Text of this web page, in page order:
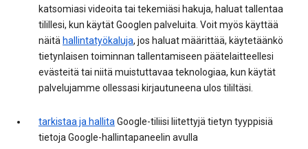
katsomiasi videoita tai tekemiäsi hakuja, haluat tallentaa
tilillesi, kun käytät Googlen palveluita. Voit myös käyttää
näitä hallintatyökaluja, jos haluat määrittää, käytetäänkö
tietynlaisen toiminnan tallentamiseen päätelaitteellesi
evästeitä tai niitä muistuttavaa teknologiaa, kun käytät
palvelujamme ollessasi kirjautuneena ulos tililtäsi.
tarkistaa ja hallitaGoogle-tiliisi liitettyjä tietyn tyyppisiä
tietoja Google-hallintapaneelin avulla